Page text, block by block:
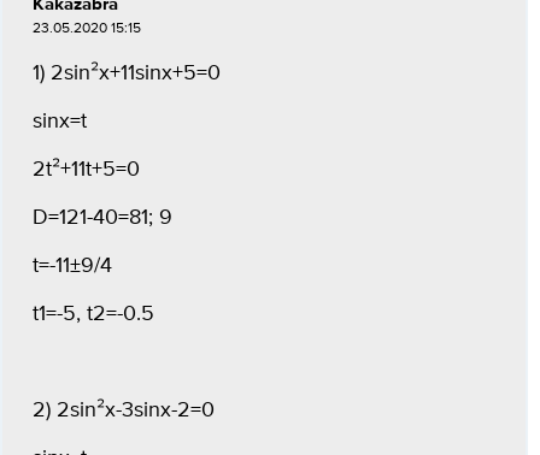
Kakazabra
23.05.2020 15:15
1) 2sin²x+11sinx+5=0
sinx=t
2t²+11t+5=0
D=121-40=81; 9
t=-11±9/4
t1=-5, t2=-0.5
2) 2sin²x-3sinx-2=0